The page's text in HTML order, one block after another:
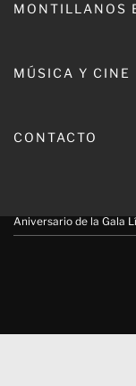
MONTILLANOS
MÚSICA Y CINE
CONTACTO
La Traviata
Aniversario de la Gala